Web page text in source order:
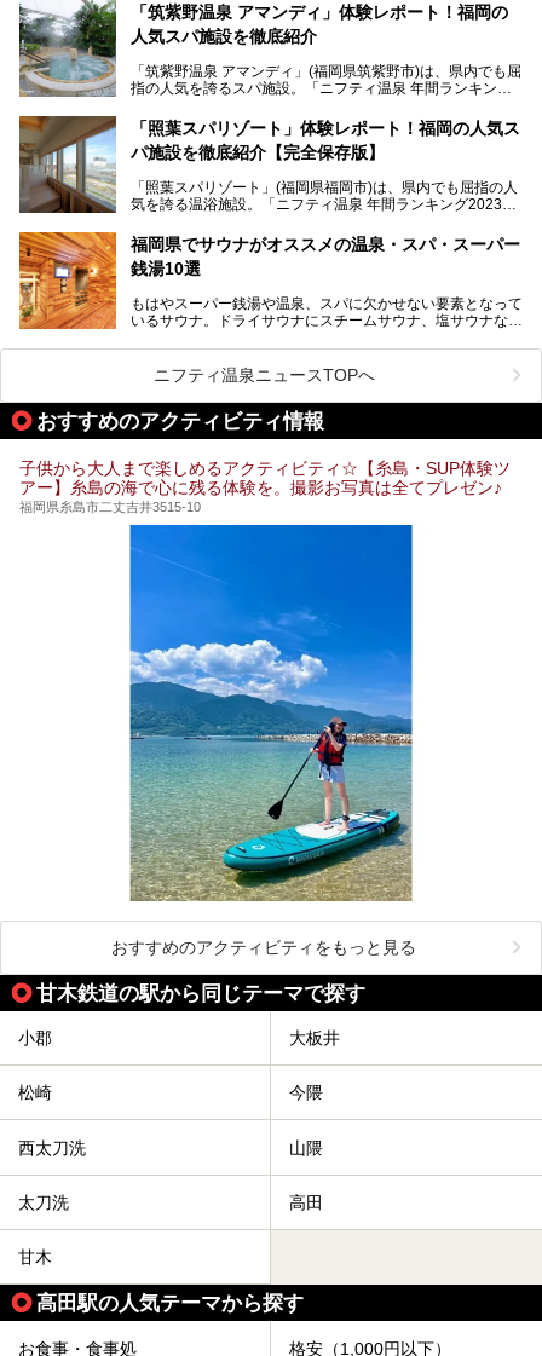
そんな福岡市は、スーパー銭湯も多種多彩。玄界灘を眺めら
れるリゾート気分満点のスーパー銭湯から、繁華街近くのレ
いスーパー銭湯を一挙ご紹介します。
「筑紫野温泉 アマンディ」体験レポート！福岡の
人気スパ施設を徹底紹介
「筑紫野温泉 アマンディ」(福岡県筑紫野市)は、県内でも屈
指の人気を誇るスパ施設。「ニフティ温泉 年間ランキング2
入浴客で賑わっています。
そこで今回は、ニフティ温泉ライターである筆者が現地訪
ーム・併設するレストランを体験し、それらの全貌を徹底紹
介します！
「照葉スパリゾート」体験レポート！福岡の人気ス
パ施設を徹底紹介【完全保存版】
「照葉スパリゾート」(福岡県福岡市)は、県内でも屈指の人
気を誇る温浴施設。「ニフティ温泉 年間ランキング2023」
常連客で賑わっています。
そこで今回は、ニフティ温泉ライターである筆者が現地体
ューズメント・宿泊施設・グルメ・その他施設まで、多彩な
る全貌と魅力を徹底紹介します！
福岡県でサウナがオススメの温泉・スパ・スーパー
銭湯10選
もはやスーパー銭湯や温泉、スパに欠かせない要素となって
いるサウナ。ドライサウナにスチームサウナ、塩サウナな
ペース、ロウリュウなど、心ゆくまで楽しむためのサービス
が充実した施設も多くみられます。
今回はそんなサウナにこだわった、福岡県内のオススメ温
泉・銭湯・スパを10件紹介したいと思います！
ニフティ温泉ニュースTOPへ
おすすめのアクティビティ情報
子供から大人まで楽しめるアクティビティ☆【糸島・SUP体験ツ
アー】糸島の海で心に残る体験を。撮影お写真は全てプレゼン♪
福岡県糸島市二丈吉井3515-10
おすすめのアクティビティをもっと見る
甘木鉄道の駅から同じテーマで探す
小郡 大板井
松崎 今隈
西太刀洗 山隈
太刀洗 高田
甘木
高田駅の人気テーマから探す
お食事・食事処 格安（1,000円以下）